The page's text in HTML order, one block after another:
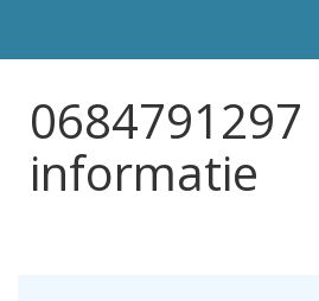
0684791297
informatie